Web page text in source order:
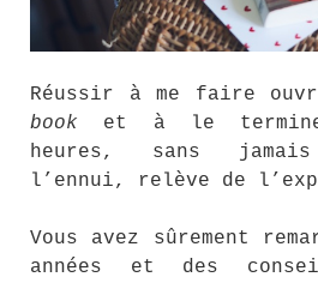
Réussir à me faire
book et à le
heures, sans
l’ennui, relève de
Vous avez sûrement
années et des